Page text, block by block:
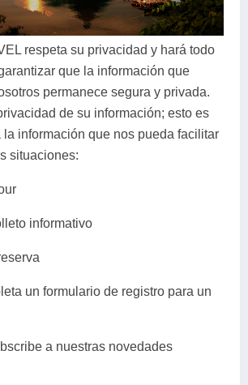
Ha Giang
Cat Ba
Cao Bang
Hai Phong
Bac Ha
Buon Ma Thuot
Huong Khe
Kon Tum
Mui Ne
Rach Gia
Sa Dec
Soc Trang
Discovery
Beach
Food Tours
Hiking & Trekking
respeta su privacidad y hará todo
que la información que
permanece segura y privada.
de su información; esto es
información que nos pueda facilitar
situaciones:
informativo
un formulario de registro para un
a nuestras novedades